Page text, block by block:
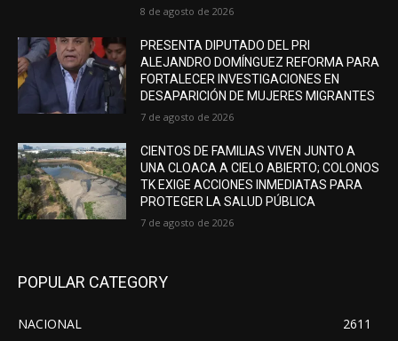
8 de agosto de 2026
PRESENTA DIPUTADO DEL PRI
ALEJANDRO DOMÍNGUEZ REFORMA PARA
FORTALECER INVESTIGACIONES EN
DESAPARICIÓN DE MUJERES MIGRANTES
7 de agosto de 2026
CIENTOS DE FAMILIAS VIVEN JUNTO A
UNA CLOACA A CIELO ABIERTO; COLONOS
TK EXIGE ACCIONES INMEDIATAS PARA
PROTEGER LA SALUD PÚBLICA
7 de agosto de 2026
POPULAR CATEGORY
NACIONAL
2611